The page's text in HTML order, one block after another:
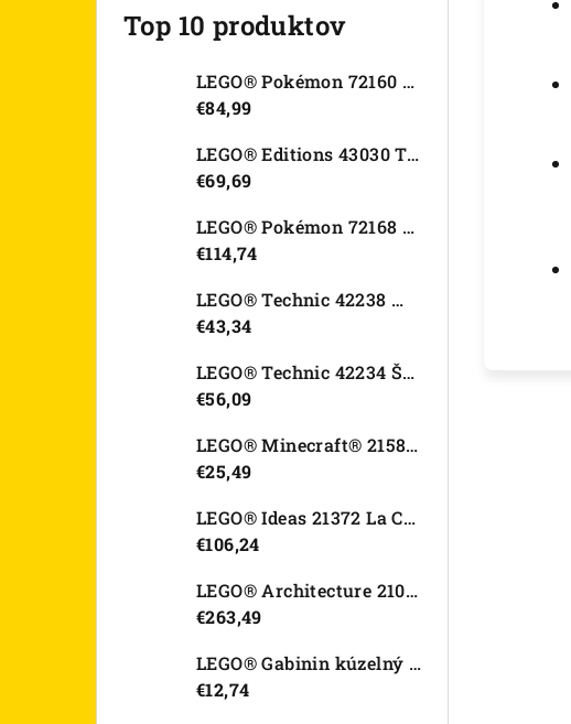
Top 10 produktov
LEGO® Pokémon 72160 Arcanine
€84,99
LEGO® Editions 43030 Tajná skrýša Olivie Rodrigo
€69,69
LEGO® Pokémon 72168 Rayquaza
€114,74
LEGO® Technic 42238 Motorka Ducati Desmo450 MX Factory
€43,34
LEGO® Technic 42234 Športové auto Dodge Viper GTS-R
€56,09
LEGO® Minecraft® 21582 Kurací džokej
€25,49
LEGO® Ideas 21372 La Catrina
€106,24
LEGO® Architecture 21067 Tower Bridge
€263,49
LEGO® Gabinin kúzelný domček 11212 Záhradný domček Víly mačičky
€12,74